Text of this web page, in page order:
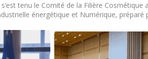
tenu le Comité de la Filière
énergétique et Numérique, préparé